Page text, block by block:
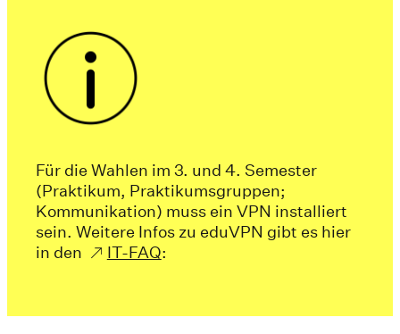
Für die Wahlen im 3. und 4. Semester
(Praktikum, Praktikumsgruppen;
Kommunikation) muss ein VPN installiert
sein. Weitere Infos zu eduVPN gibt es hier
in den
IT-FAQ: